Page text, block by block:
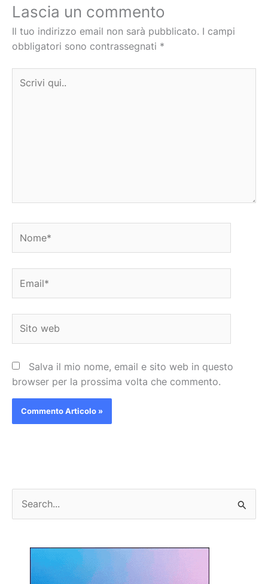
Lascia un commento
Il tuo indirizzo email non sarà pubblicato. I campi
obbligatori sono contrassegnati *
qui..
web
Salva il mio nome, email e sito web in questo
browser per la prossima volta che commento.